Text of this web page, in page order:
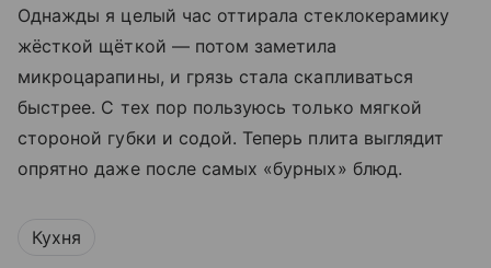
Однажды я целый час оттирала стеклокерамику
жёсткой щёткой — потом заметила
микроцарапины, и грязь стала скапливаться
быстрее. С тех пор пользуюсь только мягкой
стороной губки и содой. Теперь плита выглядит
опрятно даже после самых «бурных» блюд.
Кухня